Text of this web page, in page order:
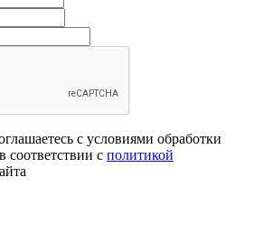
с условиями обработки
соответствии с политикой